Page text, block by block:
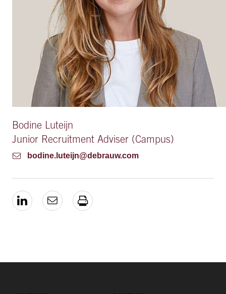
Bodine Luteijn
Junior Recruitment Adviser (Campus)
bodine.luteijn@debrauw.com